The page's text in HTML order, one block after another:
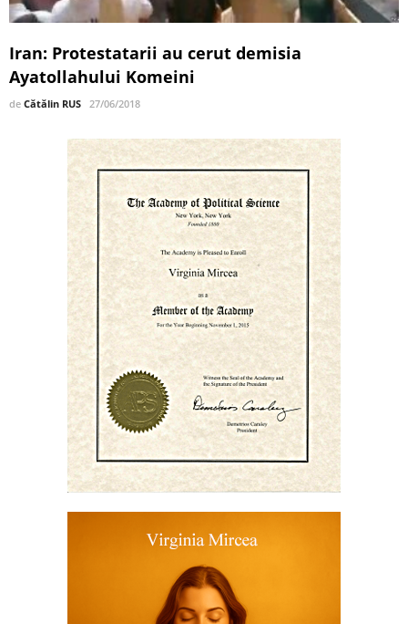
Iran: Protestatarii au cerut demisia
Ayatollahului Komeini
de Cătălin RUS 27/06/2018